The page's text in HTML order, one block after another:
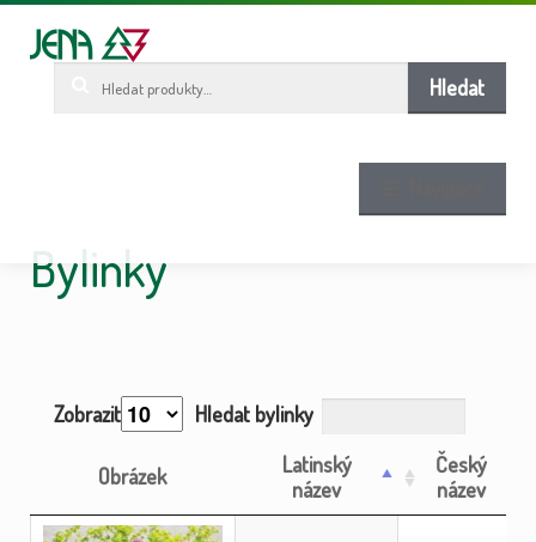
Hledat
Bylinky
Zobrazit Hledat bylinky
Obrázek
Latinský
název
Český
název
Obrázek